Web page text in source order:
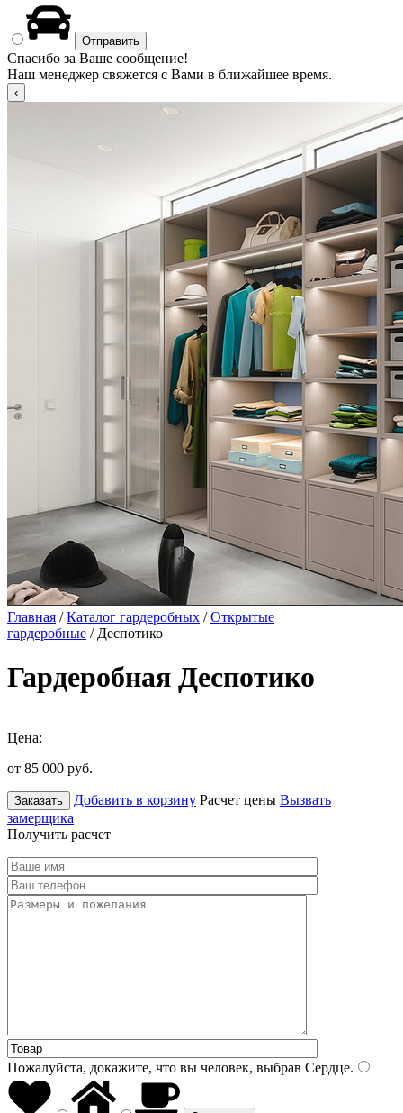
Спасибо за Ваше сообщение!
Наш менеджер свяжется с Вами в ближайшее время.
Главная /Каталог гардеробных /Открытые
гардеробные / Деспотико
Гардеробная Деспотико
Цена:
от 85 000 руб.
Заказать Добавить в корзину Расчет цены Вызвать
замерщика
Получить расчет
Пожалуйста, докажите, что вы человек, выбрав Сердце.